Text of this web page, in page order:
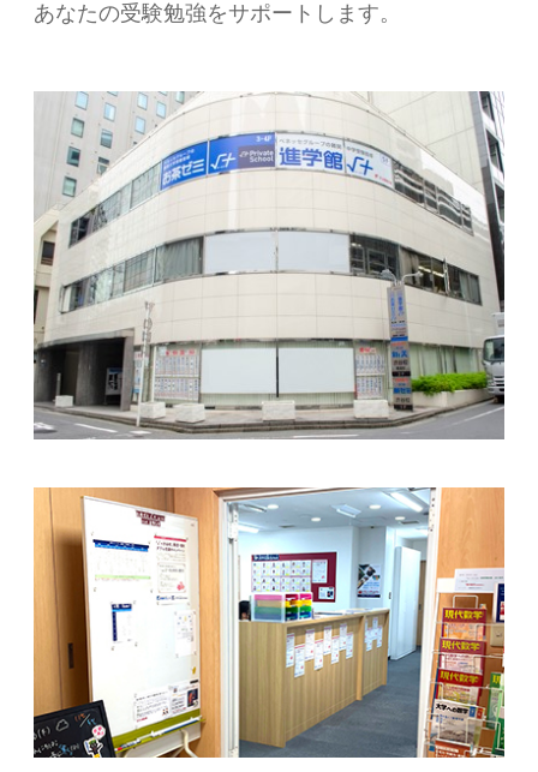
あなたの受験勉強をサポートします。